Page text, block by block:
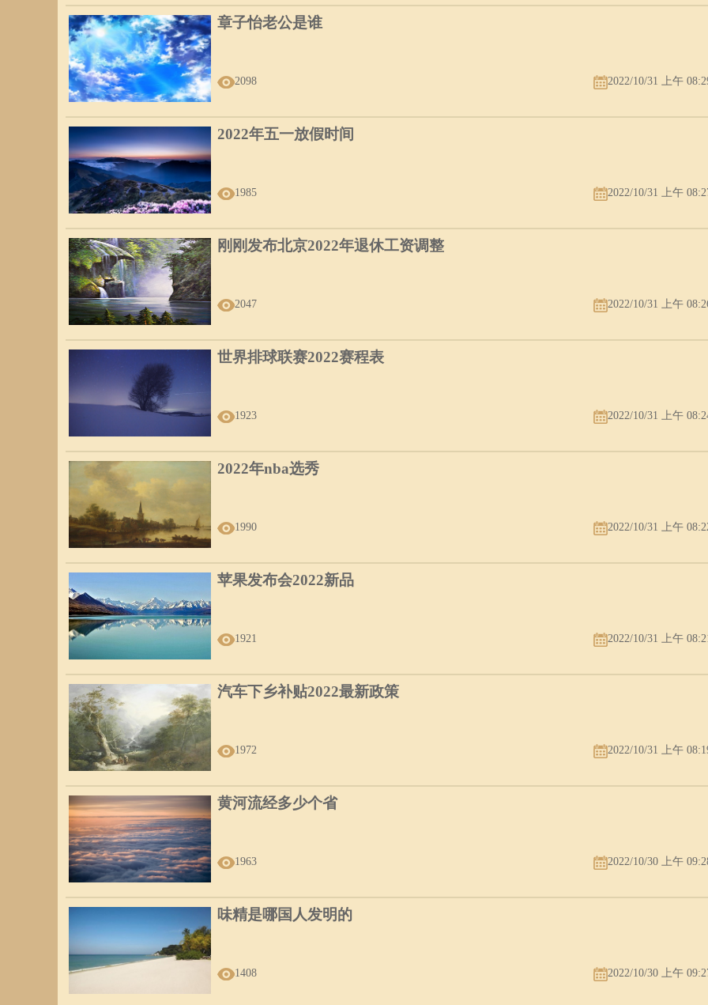
章子怡老公是谁
2098 2022/10/31 上午
2022年五一放假时间
1985 2022/10/31 上午
刚刚发布北京2022年退休工资调整
2047 2022/10/31 上午
世界排球联赛2022赛程表
1923 2022/10/31 上午
2022年nba选秀
1990 2022/10/31 上午
苹果发布会2022新品
1921 2022/10/31 上午
汽车下乡补贴2022最新政策
1972 2022/10/31 上午
黄河流经多少个省
1963 2022/10/30 上午
味精是哪国人发明的
1408 2022/10/30 上午